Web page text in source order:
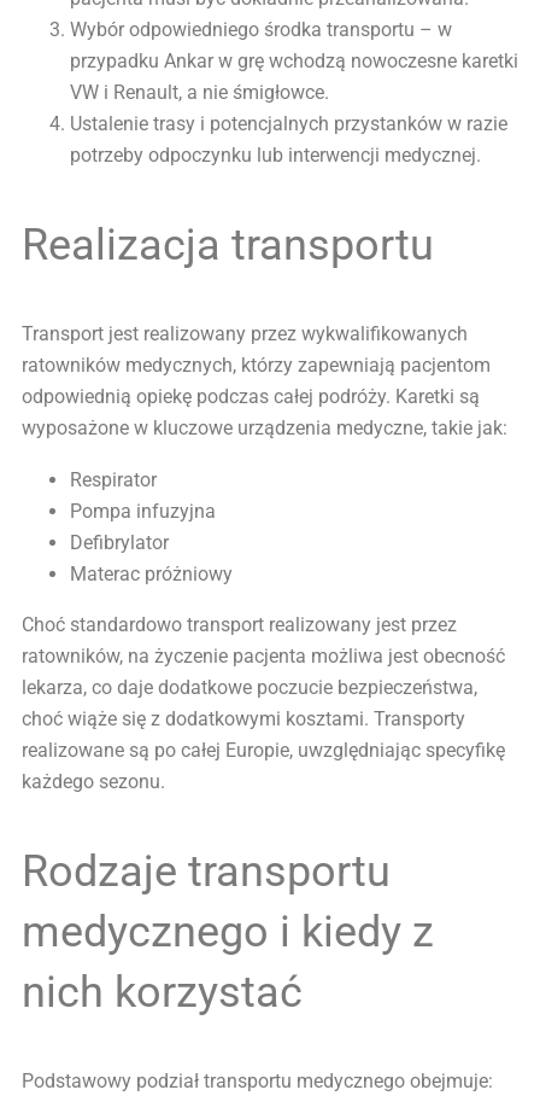
Wybór odpowiedniego środka transportu – w
przypadku Ankar w grę wchodzą nowoczesne karetki
VW i Renault, a nie śmigłowce.
Ustalenie trasy i potencjalnych przystanków w razie
potrzeby odpoczynku lub interwencji medycznej.
Realizacja transportu
Transport jest realizowany przez wykwalifikowanych
ratowników medycznych, którzy zapewniają pacjentom
odpowiednią opiekę podczas całej podróży. Karetki są
wyposażone w kluczowe urządzenia medyczne, takie jak:
Respirator
Pompa infuzyjna
Defibrylator
Materac próżniowy
Choć standardowo transport realizowany jest przez
ratowników, na życzenie pacjenta możliwa jest obecność
lekarza, co daje dodatkowe poczucie bezpieczeństwa,
choć wiąże się z dodatkowymi kosztami. Transporty
realizowane są po całej Europie, uwzględniając specyfikę
każdego sezonu.
Rodzaje transportu
medycznego i kiedy z
nich korzystać
Podstawowy podział transportu medycznego obejmuje: